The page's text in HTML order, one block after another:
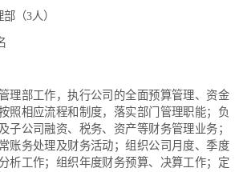
（3人）
部工作，执行公司的全面预算管理、资金
照相应流程和制度，落实部门管理职能；负
子公司融资、税务、资产等财务管理业务；
账务处理及财务活动；组织公司月度、季度
析工作；组织年度财务预算、决算工作；定